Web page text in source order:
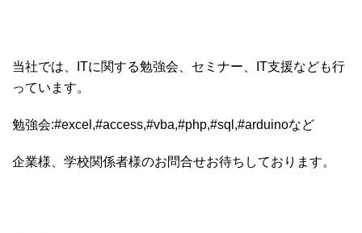
当社では、ITに関する勉強会、セミナー、IT支援なども行
っています。
勉強会:#excel,#access,#vba,#php,#sql,#arduinoなど
企業様、学校関係者様のお問合せお待ちしております。